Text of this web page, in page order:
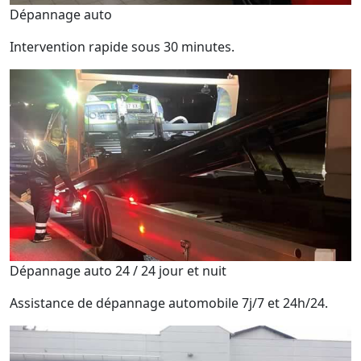
Dépannage auto
Intervention rapide sous 30 minutes.
Dépannage auto 24 / 24 jour et nuit
Assistance de dépannage automobile 7j/7 et 24h/24.